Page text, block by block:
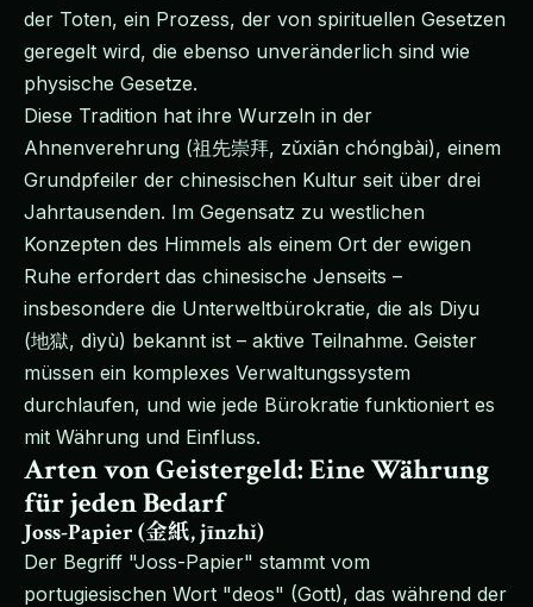
der Toten, ein Prozess, der von spirituellen Gesetzen
geregelt wird, die ebenso unveränderlich sind wie
physische Gesetze.
Diese Tradition hat ihre Wurzeln in der
Ahnenverehrung (祖先崇拜, zǔxiān chóngbài), einem
Grundpfeiler der chinesischen Kultur seit über drei
Jahrtausenden. Im Gegensatz zu westlichen
Konzepten des Himmels als einem Ort der ewigen
Ruhe erfordert das chinesische Jenseits –
insbesondere die Unterweltbürokratie, die als Diyu
(地獄, dìyù) bekannt ist – aktive Teilnahme. Geister
müssen ein komplexes Verwaltungssystem
durchlaufen, und wie jede Bürokratie funktioniert es
mit Währung und Einfluss.
Arten von Geistergeld: Eine Währung
für jeden Bedarf
Joss-Papier (金紙, jīnzhǐ)
Der Begriff "Joss-Papier" stammt vom
portugiesischen Wort "deos" (Gott), das während der